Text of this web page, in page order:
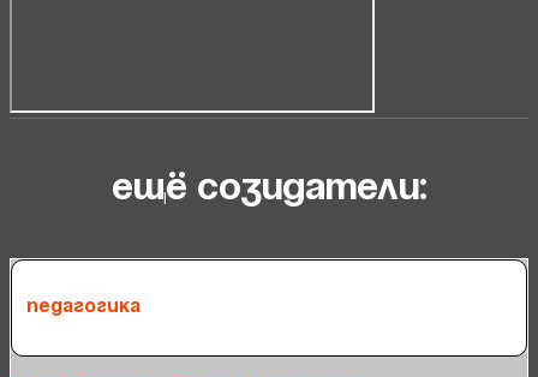
ещё созидатели:
Педагогика